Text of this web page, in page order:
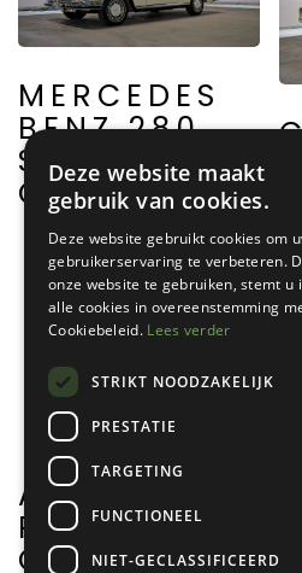
MERCEDES
BENZ 280
SE 3.5
COUPE
ALFA
ROMEO
GIULIETTA
Deze website maakt
gebruik van cookies.
Deze website gebruikt cookies om
gebruikerservaring te verbeteren.
onze website te gebruiken, stemt u
alle cookies in overeenstemming
Cookiebeleid. Lees verder
STRIKT NOODZAKELIJK
PRESTATIE
TARGETING
FUNCTIONEEL
NIET-GECLASSIFICEERD